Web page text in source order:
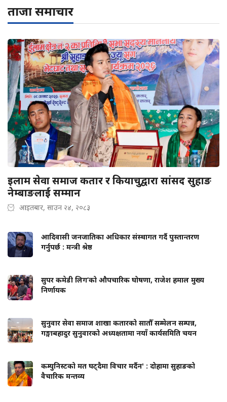
ताजा समाचार
इलाम सेवा समाज कतार र कियाचुद्वारा सांसद सुहाङ
नेम्बाङलाई सम्मान
आइतबार, साउन २४, २०८३
आदिवासी जनजातिका अधिकार संस्थागत गर्दै पुस्तान्तरण
गर्नुपर्छ : मन्त्री श्रेष्ठ
सुपर कमेडी लिग’को औपचारिक घोषणा, राजेश हमाल मुख्य
निर्णायक
सुनुवार सेवा समाज शाखा कतारको सातौँ सम्मेलन सम्पन्न,
गङ्गाबहादुर सुनुवारको अध्यक्षतामा नयाँ कार्यसमिति चयन
कम्युनिस्टको मत घट्दैमा विचार मर्दैन' : दोहामा सुहाङको
वैचारिक मन्तव्य